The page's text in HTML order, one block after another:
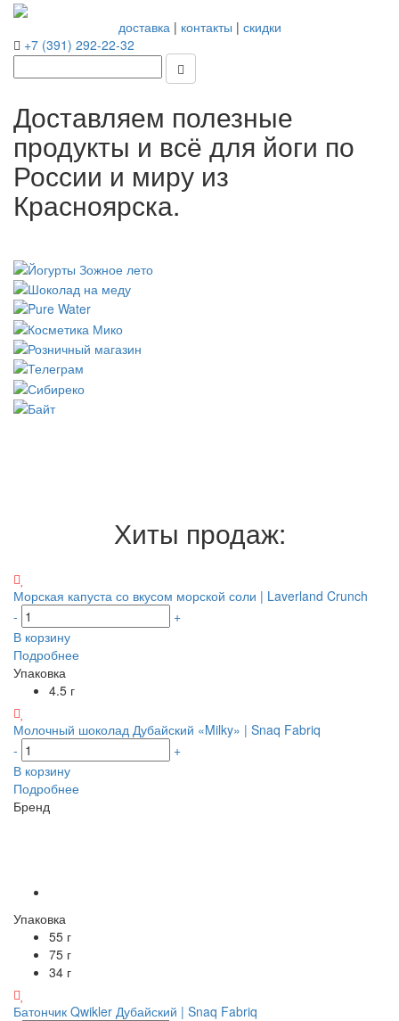
доставка| контакты | скидки
+7 (391) 292-22-32
Доставляем полезные
продукты и всё для йоги по
России и миру из
Красноярска.
Хиты продаж:
Морская капуста со вкусом морской соли | Laverland Crunch
-
+
В корзину
Подробнее
Упаковка
4.5 г
Молочный шоколад Дубайский «Milky» | Snaq Fabriq
-
+
В корзину
Подробнее
Бренд
Упаковка
55 г
75 г
34 г
Батончик Qwikler Дубайский | Snaq Fabriq